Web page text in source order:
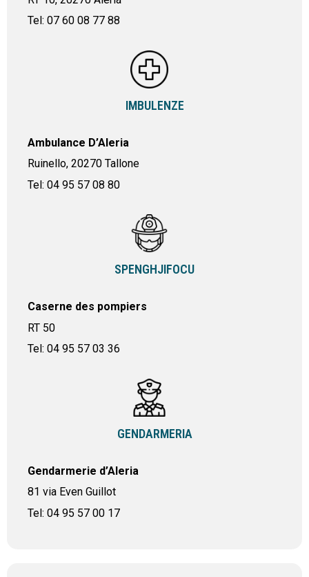
Tel: 07 60 08 77 88
IMBULENZE
Ambulance D’Aleria
Ruinello, 20270 Tallone
Tel: 04 95 57 08 80
SPENGHJIFOCU
Caserne des pompiers
RT 50
Tel: 04 95 57 03 36
GENDARMERIA
Gendarmerie d’Aleria
81 via Even Guillot
Tel: 04 95 57 00 17